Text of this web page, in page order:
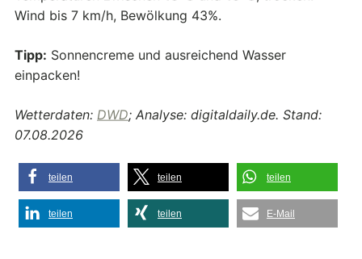
Wind bis 7 km/h, Bewölkung 43%.
Tipp: Sonnencreme und ausreichend Wasser
einpacken!
Wetterdaten: DWD; Analyse: digitaldaily.de. Stand:
07.08.2026
teilen teilen teilen
teilen teilen E-Mail